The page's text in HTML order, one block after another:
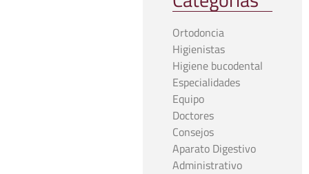
Ortodoncia
Higienistas
Higiene bucodental
Especialidades
Equipo
Doctores
Consejos
Aparato Digestivo
Administrativo